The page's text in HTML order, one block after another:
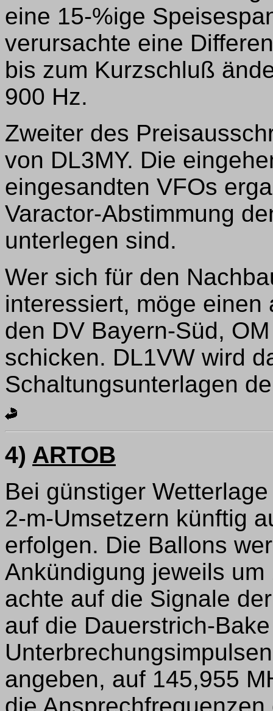
eine 15-%ige
verursachte eine
bis zum Kurzschluß
900 Hz.
Zweiter des
von DL3MY. Die
eingesandten VFOs
Varactor-Abstimmung
unterlegen sind.
Wer sich für den
interessiert, möge
den DV Bayern-Süd,
schicken. DL1VW wird
Schaltungsunterlagen
4) ARTOB
Bei günstiger
2-m-Umsetzern künftig
erfolgen. Die Ballons
Ankündigung jeweils
achte auf die Signale
auf die Dauerstrich-
angeben, auf 145,955
die